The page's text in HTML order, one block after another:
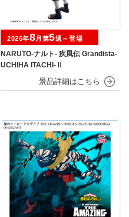
NARUTO-ナルト- 疾風伝 Grandista-
UCHIHA ITACHI-Ⅱ
2026年8月第5週～登場